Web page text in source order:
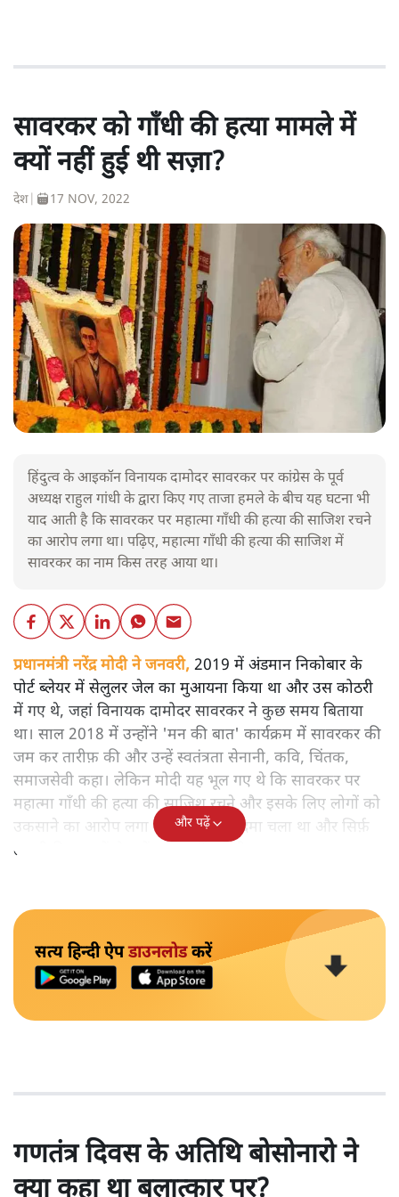
सावरकर को गाँधी की हत्या मामले में
क्यों नहीं हुई थी सज़ा?
देश 17 NOV, 2022
हिंदुत्व के आइकॉन विनायक दामोदर सावरकर पर कांग्रेस के पूर्व
अध्यक्ष राहुल गांधी के द्वारा किए गए ताजा हमले के बीच यह घटना भी
याद आती है कि सावरकर पर महात्मा गाँधी की हत्या की साजिश रचने
का आरोप लगा था। पढ़िए, महात्मा गाँधी की हत्या की साजिश में
सावरकर का नाम किस तरह आया था।
प्रधानमंत्री नरेंद्र मोदी ने जनवरी, 2019 में अंडमान निकोबार के
पोर्ट ब्लेयर में सेलुलर जेल का मुआयना किया था और उस कोठरी
में गए थे, जहां विनायक दामोदर सावरकर ने कुछ समय बिताया
था। साल 2018 में उन्होंने 'मन की बात' कार्यक्रम में सावरकर की
जम कर तारीफ़ की और उन्हें स्वतंत्रता सेनानी, कवि, चिंतक,
समाजसेवी कहा। लेकिन मोदी यह भूल गए थे कि सावरकर पर
महात्मा गाँधी की हत्या की साजिश रचने और इसके लिए लोगों को
उकसाने का आरोप लगा था, उन पर मुक़दमा चला था और सिर्फ़
तकनीकी कारणों से उन्हें सज़ा नहीं हुई थी।
और पढ़ें
सत्य हिन्दी ऐपडाउनलोडकरें
गणतंत्र दिवस के अतिथि बोसोनारो ने